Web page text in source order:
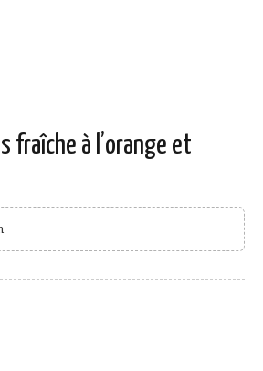
fraîche à l’orange et